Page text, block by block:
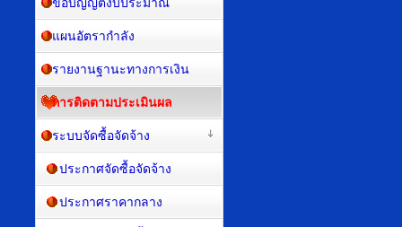
แผนอัตรากำลัง
รายงานฐานะทางการเงิน
การติดตามประเมินผล
ระบบจัดซื้อจัดจ้าง
ประกาศจัดซื้อจัดจ้าง
ประกาศราคากลาง